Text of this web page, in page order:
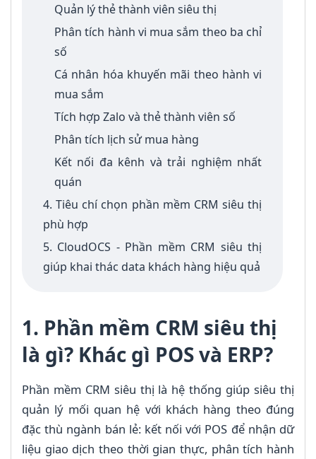
Quản lý thẻ thành viên siêu thị
Phân tích hành vi mua sắm theo ba chỉ
số
Cá nhân hóa khuyến mãi theo hành vi
mua sắm
Tích hợp Zalo và thẻ thành viên số
Phân tích lịch sử mua hàng
Kết nối đa kênh và trải nghiệm nhất
quán
4. Tiêu chí chọn phần mềm CRM siêu thị
phù hợp
5. CloudOCS - Phần mềm CRM siêu thị
giúp khai thác data khách hàng hiệu quả
1. Phần mềm CRM siêu thị
là gì? Khác gì POS và ERP?
Phần mềm CRM siêu thị là hệ thống giúp siêu thị
quản lý mối quan hệ với khách hàng theo đúng
đặc thù ngành bán lẻ: kết nối với POS để nhận dữ
liệu giao dịch theo thời gian thực, phân tích hành